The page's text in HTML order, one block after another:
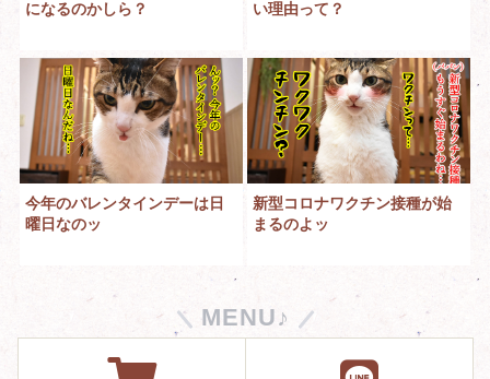
になるのかしら？
い理由って？
今年のバレンタインデーは日
曜日なのッ
新型コロナワクチン接種が始
まるのよッ
MENU♪